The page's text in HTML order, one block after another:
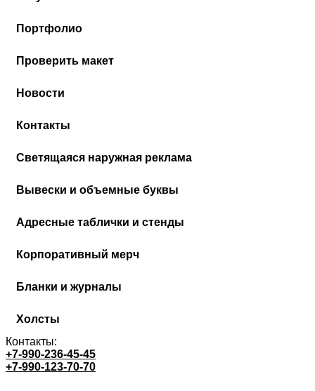
Портфолио
Проверить макет
Новости
Контакты
Cветящаяся наружная реклама
Вывески и объемные буквы
Адресные таблички и стенды
Корпоративный мерч
Бланки и журналы
Холсты
Контакты:
+7-990-236-45-45
+7-990-123-70-70